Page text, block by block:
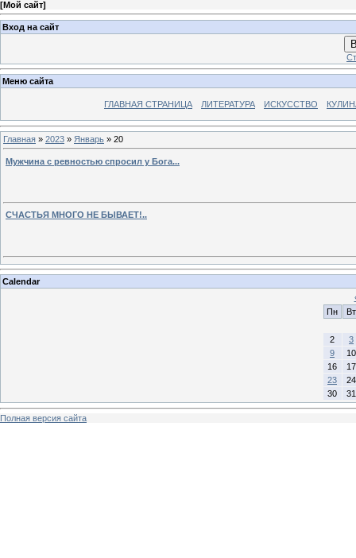
[Мой сайт]
Вход на сайт
Меню сайта
ГЛАВНАЯ СТРАНИЦА ЛИТЕРАТУРА ИСКУССТВО
Главная » 2023 » Январь » 20
Мужчина с ревностью спросил у Бога...
СЧАСТЬЯ МНОГО НЕ БЫВАЕТ!..
Calendar
Пн
Вт
2
3
9
10
16
17
23
24
30
31
Полная версия сайта